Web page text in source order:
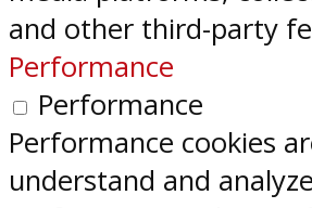
and other third-party
Performance
Performance
Performance cookies
understand and